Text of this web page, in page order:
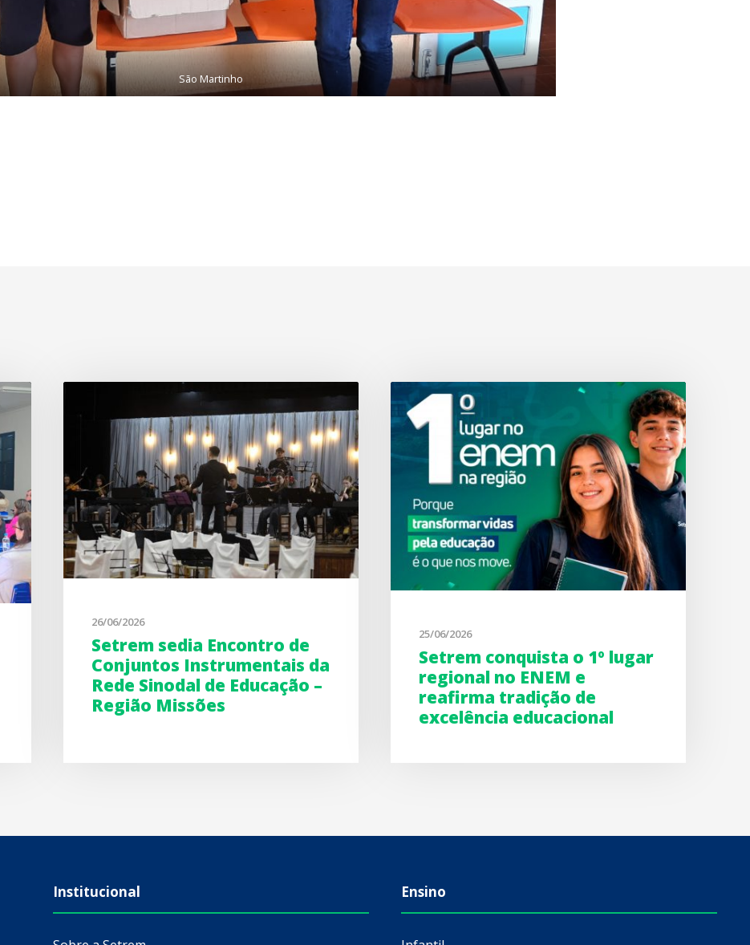
São Martinho
26/06/2026
Setrem sedia Encontro de
Conjuntos Instrumentais da
Rede Sinodal de Educação –
Região Missões
25/06/2026
Setrem conquista o 1º lugar
regional no ENEM e
reafirma tradição de
excelência educacional
Institucional Ensino